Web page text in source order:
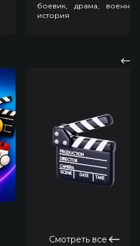
боевик, драма,
история
Смотреть все